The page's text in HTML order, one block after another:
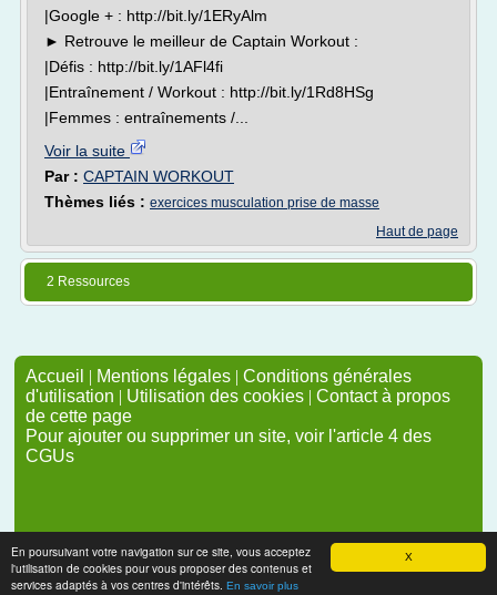
X
En poursuivant votre navigation sur ce site, vous acceptez
l'utilisation de cookies pour vous proposer des contenus et
services adaptés à vos centres d'intérêts. En savoir plus
|Google + : http://bit.ly/1ERyAlm
► Retrouve le meilleur de Captain Workout :
|Défis : http://bit.ly/1AFl4fi
|Entraînement / Workout : http://bit.ly/1Rd8HSg
|Femmes : entraînements /...
Voir la suite
Par : CAPTAIN WORKOUT
Thèmes liés : exercices musculation prise de masse
Haut de page
2 Ressources
Accueil | Mentions légales | Conditions générales
d'utilisation | Utilisation des cookies | Contact à propos
de cette page
Pour ajouter ou supprimer un site, voir l'article 4 des
CGUs